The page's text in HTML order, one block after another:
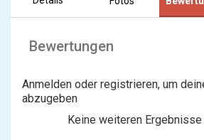
Bewertungen
Anmelden oder registrieren, um
abzugeben
Keine weiteren